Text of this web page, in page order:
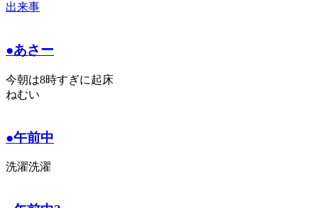
出来事
●あさー
今朝は8時すぎに起床
ねむい
●午前中
洗濯洗濯